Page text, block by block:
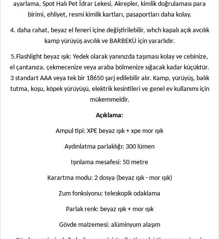
ayarlama, Spot Halı Pet İdrar Lekesi, Akrepler, kimlik doğrulaması para
birimi, ehliyet, resmi kimlik kartları, pasaportları daha kolay.
4. daha rahat, beyaz el feneri içine değiştirilebilir, whch kapalı açık avcılık
kamp yürüyüş avcılık ve BARBEKÜ için yararlıdır.
5.Flashlight beyaz ışık: Yedek olarak yanınızda taşıması kolay ve cebinize,
el çantanıza, çekmecenize veya araba bölmenize sığacak kadar küçüktür.
3 standart AAA veya tek bir 18650 şarj edilebilir alır. Kamp, yürüyüş, balık
tutma, koşu, köpek yürüyüşü, elektrik kesintileri ve genel ev kullanımı için
mükemmeldir.
Açıklama:
Ampul tipi: XPE beyaz ışık + xpe mor ışık
Aydınlatma parlaklığı: 300 lümen
Işınlama mesafesi: 50 metre
Karartma modu: 2 dosya (beyaz ışık - mor ışık)
Zum fonksiyonu: teleskopik odaklama
Parlak renk: beyaz ışık + mor ışık
Gövde malzemesi: alüminyum alaşım